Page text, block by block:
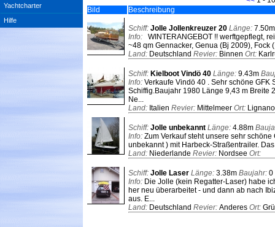
Yachtcharter
Hilfe
Bild
Beschreibung
Schiff: Jolle Jollenkreuzer 20 Länge:
Info:
WINTERANGEBOT !! werftgepflegt,
~48 qm Gennacker, Genua (Bj 2009), Fock
Land: Deutschland Revier: Binnen Ort:
Schiff: Kielboot Vindö 40 Länge: 9.43m
Info: Verkaufe Vindö 40 . Sehr schöne GFK
Schiffig.Baujahr 1980 Länge 9,43 m Breite
Ne...
Land: Italien Revier: Mittelmeer Ort: Lignano
Schiff: Jolle unbekannt Länge: 4.88m
Info: Zum Verkauf steht unsere sehr
unbekannt ) mit Harbeck-Straßentrailer.
Land: Niederlande Revier: Nordsee Ort:
Schiff: Jolle Laser Länge: 3.38m Baujahr: 0
Info: Die Jolle (kein Regatter-Laser) habe
her neu überarbeitet - und dann ab nach
aus. E...
Land: Deutschland Revier: Anderes Ort: